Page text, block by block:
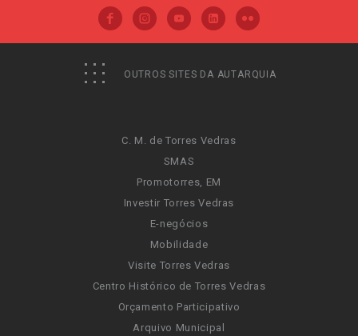
OUTROS SITES DA AUTARQUIA
C. M. de Torres Vedras
SMAS
Promotorres, EM
Investir Torres Vedras
E-negócios
Mobilidade
Visite Torres Vedras
Centro Histórico de Torres Vedras
Orçamento Participativo
Arquivo Municipal